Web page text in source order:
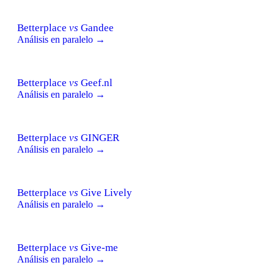
Betterplace vs Gandee
Análisis en paralelo →
Betterplace vs Geef.nl
Análisis en paralelo →
Betterplace vs GINGER
Análisis en paralelo →
Betterplace vs Give Lively
Análisis en paralelo →
Betterplace vs Give-me
Análisis en paralelo →